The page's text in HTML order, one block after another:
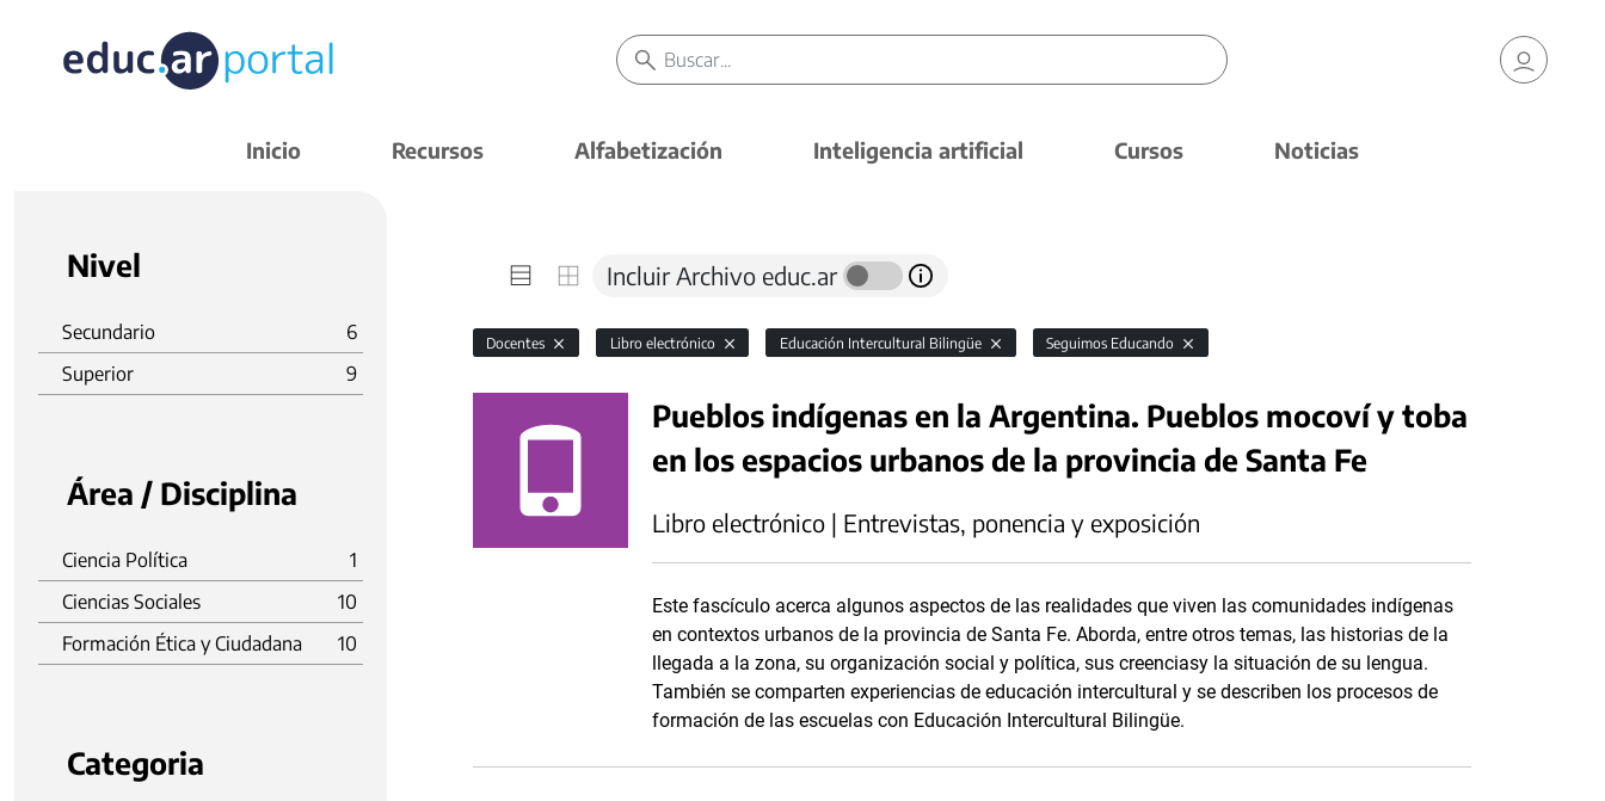
Inicio Recursos Alfabetización Inteligencia artificial Cursos Noticias
Nivel
Secundario
6
Superior
9
Área / Disciplina
Ciencia Política
1
Ciencias Sociales
10
Formación Ética y Ciudadana
10
Categoria
Incluir Archivo educ.ar
Docentes Libro electrónico Educación Intercultural Bilingüe Seguimos Educando
Pueblos indígenas en la Argentina. Pueblos mocoví y toba
en los espacios urbanos de la provincia de Santa Fe
Libro electrónico | Entrevistas, ponencia y exposición
Este fascículo acerca algunos aspectos de las realidades que viven las comunidades indígenas
en contextos urbanos de la provincia de Santa Fe. Aborda, entre otros temas, las historias de la
llegada a la zona, su organización social y política, sus creenciasy la situación de su lengua.
También se comparten experiencias de educación intercultural y se describen los procesos de
formación de las escuelas con Educación Intercultural Bilingüe.